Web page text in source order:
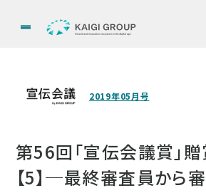
2019年05月号
第56回「宣伝会議賞」
【5】─最終審査員から